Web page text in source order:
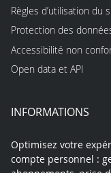
Règles d’utilisation du
Protection des
Accessibilité non
Open data et API
INFORMATIONS
Optimisez votre
compte personnel :